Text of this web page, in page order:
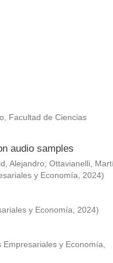
Facultad de Ciencias
audio samples
Alejandro; Ottavianelli,
y Economía, 2024)
y Economía, 2024)
y Economía,